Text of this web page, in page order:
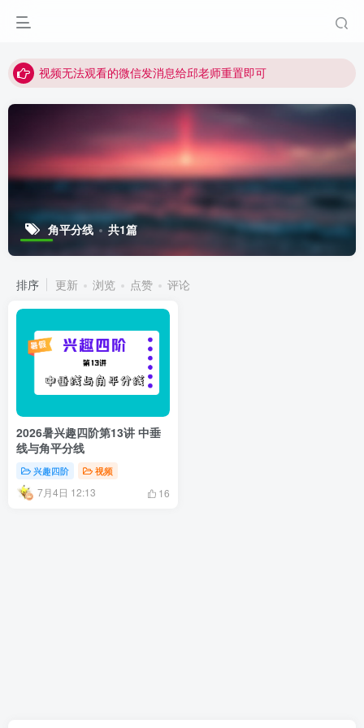
视频无法观看的微信发消息给邱老师重置即可
角平分线 共1篇
排序 更新 浏览 点赞 评论
2026暑兴趣四阶第13讲 中垂
线与角平分线
兴趣四阶 视频
7月4日 12:13 16